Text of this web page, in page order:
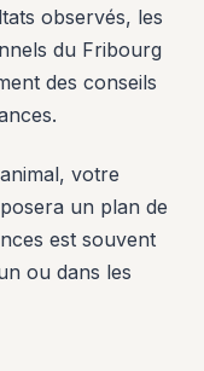
observés, les
du Fribourg
des conseils
votre
un plan de
est souvent
ou dans les